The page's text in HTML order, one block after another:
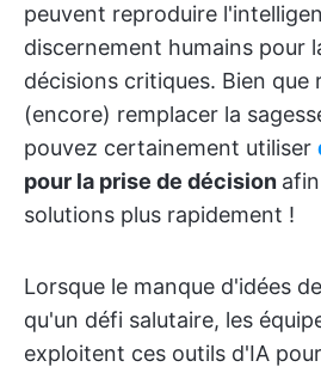
peuvent reproduire
discernement humains pour
décisions critiques. Bien que
(encore) remplacer la
pouvez certainement utiliser
pour la prise de décision
solutions plus rapidement !
Lorsque le manque d'idées
qu'un défi salutaire, les
exploitent ces outils d'IA